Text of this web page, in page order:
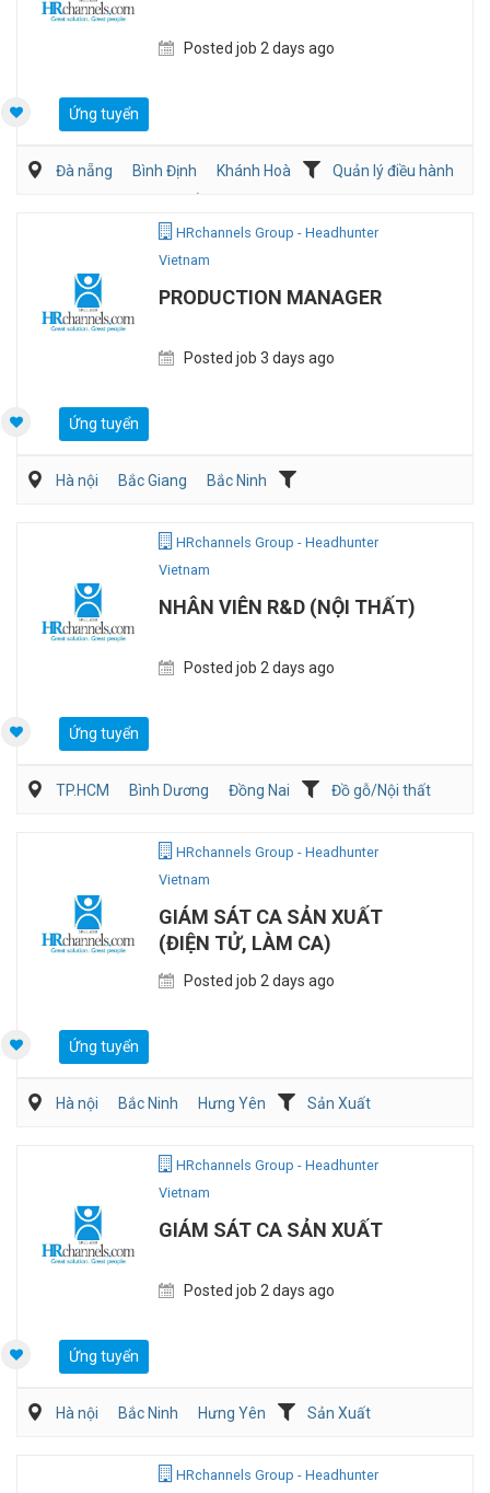
Posted job 2 days ago
Ứng tuyển
Đà nẵng Bình Định Khánh Hoà
Quản lý điều hành
HRchannels Group - Headhunter
Vietnam
PRODUCTION MANAGER
Posted job 3 days ago
Ứng tuyển
Hà nội Bắc Giang
Bắc Ninh
Kỹ sư Công Nghiệp (IE)/Cải tiến sản xuất
HRchannels Group - Headhunter
Vietnam
NHÂN VIÊN R&D (NỘI THẤT)
Posted job 2 days ago
Ứng tuyển
TP.HCM Bình Dương Đồng Nai
Đồ gỗ/Nội thất
HRchannels Group - Headhunter
Vietnam
GIÁM SÁT CA SẢN XUẤT
(ĐIỆN TỬ, LÀM CA)
Posted job 2 days ago
Ứng tuyển
Hà nội Bắc Ninh Hưng Yên
Sản Xuất
HRchannels Group - Headhunter
Vietnam
GIÁM SÁT CA SẢN XUẤT
Posted job 2 days ago
Ứng tuyển
Hà nội Bắc Ninh Hưng Yên
Sản Xuất
HRchannels Group - Headhunter